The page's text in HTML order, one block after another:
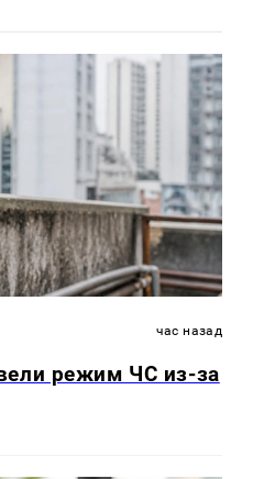
час назад
режим ЧС из-за